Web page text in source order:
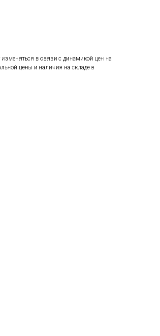
изменяться в связи с динамикой цен на
цены и наличия на складе в